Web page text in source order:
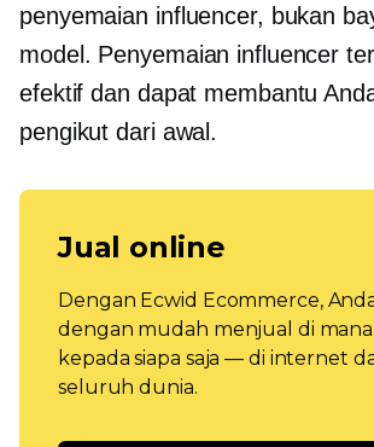
penyemaian influencer, bukan
model. Penyemaian influencer
efektif dan dapat membantu
pengikut dari awal.
Jual online
Dengan Ecwid Ecommerce,
dengan mudah menjual di mana
kepada siapa saja — di internet
seluruh dunia.